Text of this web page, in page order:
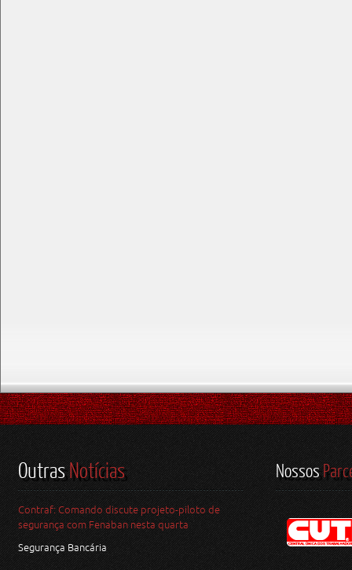
OutrasNotícias
Contraf: Comando discute projeto-piloto de
segurança com Fenaban nesta quarta
Segurança Bancária
Nossos